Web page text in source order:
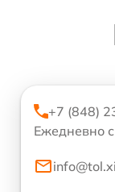
+7 (848)
Ежедневно